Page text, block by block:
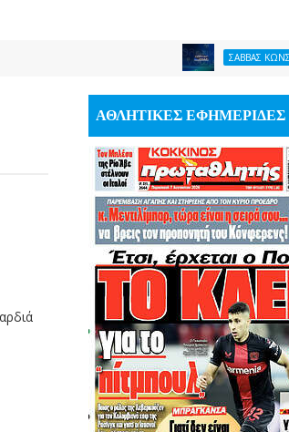
ΣΑΒΒΑΣ ΚΩΝΣΤΑΝΤΙΝΙΔΗΣ
ΑΘΛΗΤΙΚΕΣ ΕΦΗΜΕΡΙΔΕΣ